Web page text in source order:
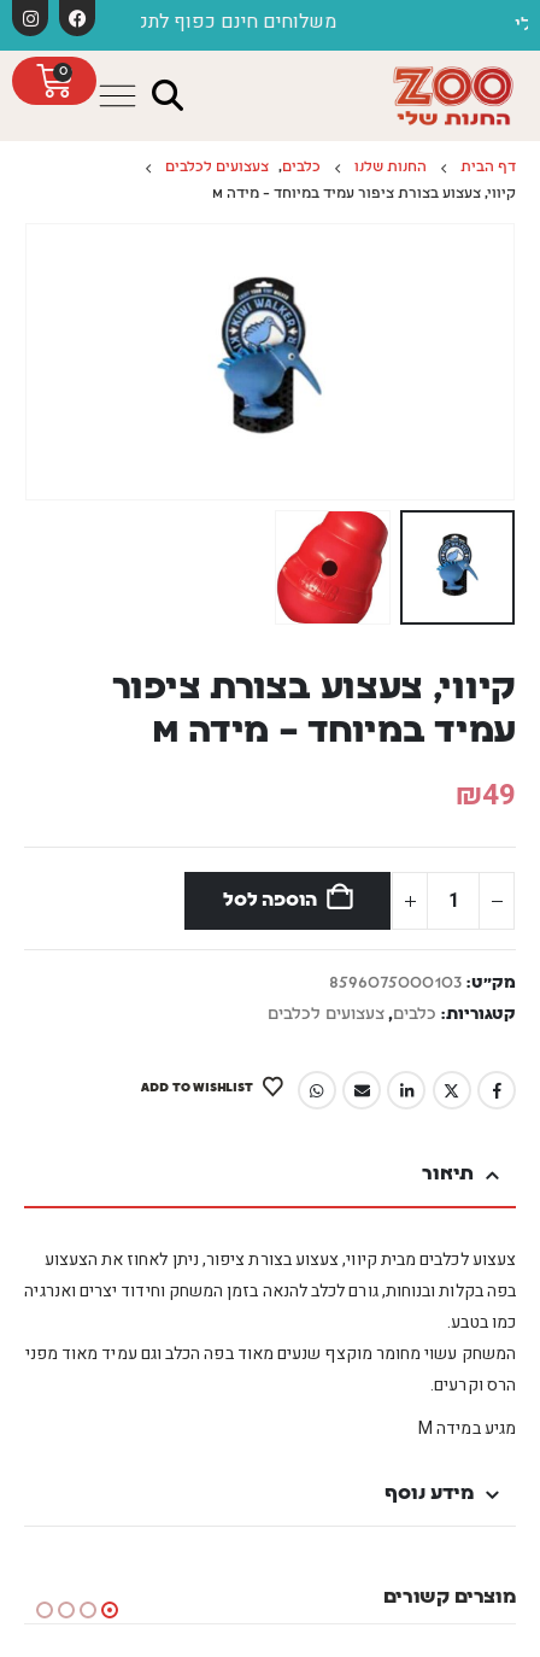
לתוכן משלוחים חינם כפוף לתקנון
0
דף הבית החנות שלנו כלבים,
צעצועים לכלבים
קיווי, צעצוע בצורת ציפור עמיד במיוחד – מידה M
קיווי, צעצוע בצורת ציפור
עמיד במיוחד – מידה M
₪49
הוספה לסל
מק"ט: 8596075000103
קטגוריות: כלבים, צעצועים לכלבים
ADD TO WISHLIST
תיאור
צעצוע לכלבים מבית קיווי, צעצוע בצורת ציפור, ניתן לאחוז את הצעצוע
בפה בקלות ובנוחות, גורם לכלב להנאה בזמן המשחק וחידוד יצרים ואנרגיה
כמו בטבע.
המשחק עשוי מחומר מוקצף שנעים מאוד בפה הכלב וגם עמיד מאוד מפני
הרס וקרעים.
מגיע במידה M
מידע נוסף
מוצרים קשורים